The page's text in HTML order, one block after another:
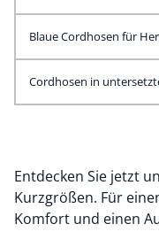
Blaue Cordhosen für
Cordhosen in
Entdecken Sie jetzt
Kurzgrößen. Für
Komfort und einen